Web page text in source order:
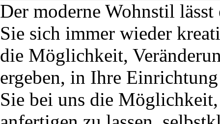
Der moderne Wohnstil
Sie sich immer wieder
die Möglichkeit,
ergeben, in Ihre
Sie bei uns die